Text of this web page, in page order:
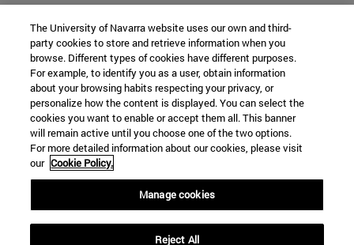
The University of Navarra website uses our own and third-
party cookies to store and retrieve information when you
browse. Different types of cookies have different purposes.
For example, to identify you as a user, obtain information
about your browsing habits respecting your privacy, or
personalize how the content is displayed. You can select the
cookies you want to enable or accept them all. This banner
will remain active until you choose one of the two options.
For more detailed information about our cookies, please visit
our Cookie Policy.
Manage cookies
Reject All